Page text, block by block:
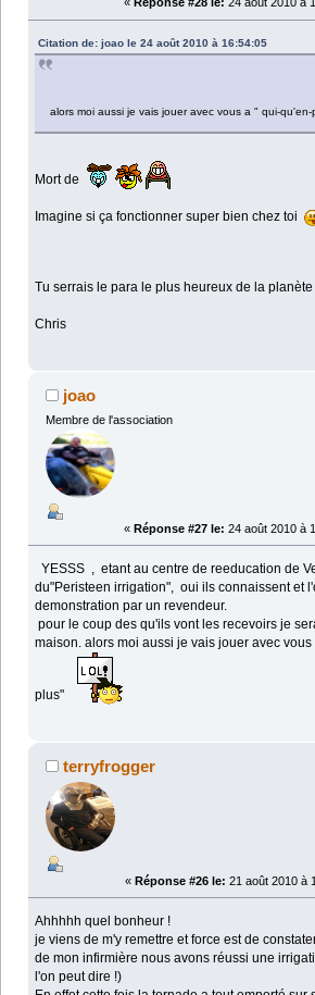
Citation de: joao le 24 août 2010 à 16:54:05
alors moi aussi je vais jouer avec vous a " qui-qu'en-
Mort de
Imagine si ça fonctionner super bien chez toi
Tu serrais le para le plus heureux de la planète
Chris
joao
Membre de l'association
« Réponse #27 le: 24 août 2010 à
YESSS , etant au centre de reeducation de
du"Peristeen irrigation", oui ils connaissent et
demonstration par un revendeur.
pour le coup des qu'ils vont les recevoirs je
maison. alors moi aussi je vais jouer avec
plus"
terryfrogger
« Réponse #26 le: 21 août 2010 à
Ahhhhh quel bonheur !
je viens de m'y remettre et force est de
de mon infirmière nous avons réussi une
l'on peut dire !)